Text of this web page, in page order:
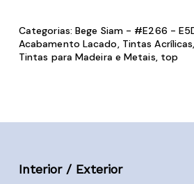
Categorias:Bege Siam - #E266 -
Acabamento Lacado, Tintas Acrílicas,
Tintas para Madeira e Metais, top
Interior / Exterior